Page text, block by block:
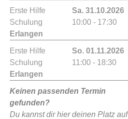
Erste Hilfe
Schulung
Erlangen
Sa. 31.10.2026
10:00 - 17:30
Erste Hilfe
Schulung
Erlangen
So. 01.11.2026
11:00 - 18:30
Keinen passenden Termin
gefunden?
Du kannst dir hier deinen Platz auf